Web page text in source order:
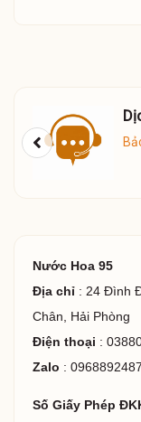
Nước Hoa 95
Địa chỉ : 24 Đình
Chân, Hải Phòng
Điện thoại :
Zalo : 0968892487
Số Giấy Phép